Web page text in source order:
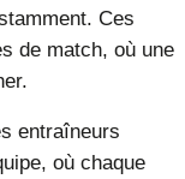
Ces
de match, où une
entraîneurs
où chaque